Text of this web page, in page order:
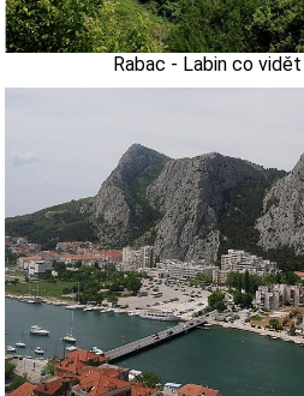
Rabac - Labin co